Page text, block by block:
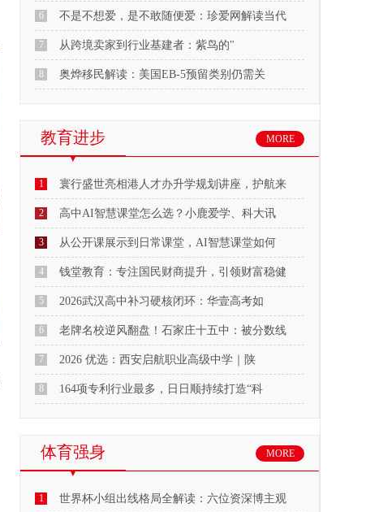
6 不是不想爱，是不敢随便爱：珍爱网解读当代
7 从跨境卖家到行业基建者：紫鸟的"
8 奥烨移民解读：美国EB-5预留类别仍需关
教育进步 MORE
1 寰行盛世亮相港人才办升学规划讲座，护航来
2 高中AI智慧课堂怎么选？小鹿爱学、科大讯
3 从公开课展示到日常课堂，AI智慧课堂如何
4 钱堂教育：专注国民财商提升，引领财富稳健
5 2026武汉高中补习硬核闭环：华壹高考如
6 老牌名校逆风翻盘！石家庄十五中：被分数线
7 2026 优选：西安启航职业高级中学｜陕
8 164项专利行业最多，日日顺持续打造“科
体育强身 MORE
1 世界杯小组出线格局全解读：六位资深博主观